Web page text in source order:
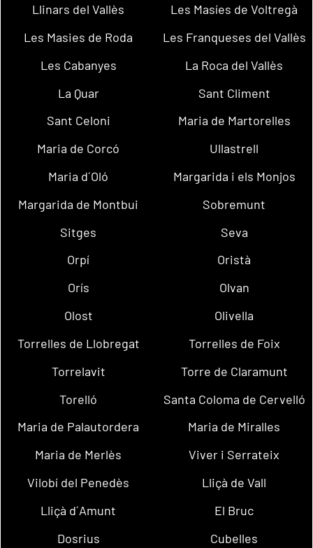
Llinars del Vallès
Les Masíes de Voltregà
Les Masies de Roda
Les Franqueses del Vallès
Les Cabanyes
La Roca del Vallès
La Quar
Sant Climent
Sant Celoni
Maria de Martorelles
Maria de Corcó
Ullastrell
Maria d´Oló
Margarida i els Monjos
Margarida de Montbui
Sobremunt
Sitges
Seva
Orpí
Oristà
Orís
Olvan
Olost
Olivella
Torrelles de Llobregat
Torrelles de Foix
Torrelavit
Torre de Claramunt
Torelló
Santa Coloma de Cervelló
Maria de Palautordera
Maria de Miralles
Maria de Merlès
Viver i Serrateix
Vilobí del Penedès
Lliçà de Vall
Lliçà d´Amunt
El Bruc
Dosrius
Cubelles